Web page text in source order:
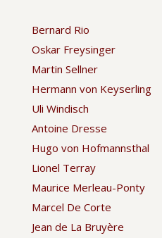
Bernard Rio
Oskar Freysinger
Martin Sellner
Hermann von Keyserling
Uli Windisch
Antoine Dresse
Hugo von Hofmannsthal
Lionel Terray
Maurice Merleau-Ponty
Marcel De Corte
Jean de La Bruyère